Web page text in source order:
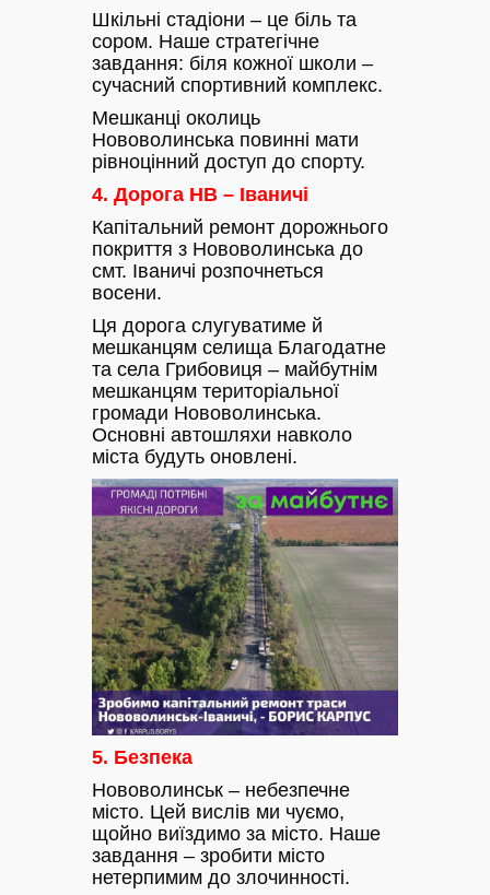
Шкільні стадіони – це біль та
сором. Наше стратегічне
завдання: біля кожної школи –
сучасний спортивний комплекс.
Мешканці околиць
Нововолинська повинні мати
рівноцінний доступ до спорту.
4. Дорога НВ – Іваничі
Капітальний ремонт дорожнього
покриття з Нововолинська до
смт. Іваничі розпочнеться
восени.
Ця дорога слугуватиме й
мешканцям селища Благодатне
та села Грибовиця – майбутнім
мешканцям територіальної
громади Нововолинська.
Основні автошляхи навколо
міста будуть оновлені.
5. Безпека
Нововолинськ – небезпечне
місто. Цей вислів ми чуємо,
щойно виїздимо за місто. Наше
завдання – зробити місто
нетерпимим до злочинності.